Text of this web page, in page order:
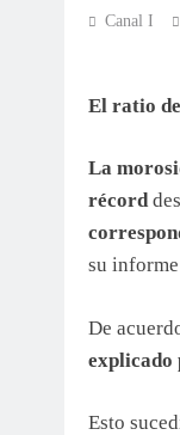
Canal I
El ratio
La
récord
su
De
explicado
Esto